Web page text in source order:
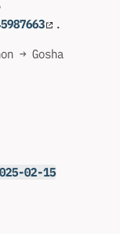
.
→ Gosha
02-15